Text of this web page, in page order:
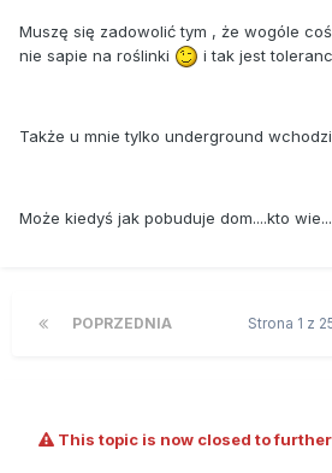
Muszę się zadowolić tym , że wogóle
nie sapie na roślinki
i tak jest
Także u mnie tylko underground
Może kiedyś jak pobuduje dom....kto
POPRZEDNIA Strona 1 z
This topic is now closed to